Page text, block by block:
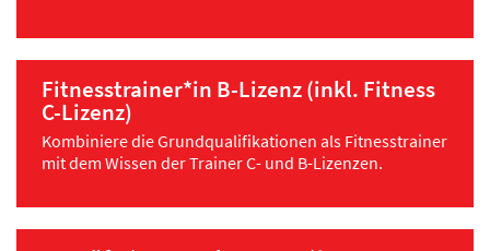
Fitnesstrainer*in B-Lizenz (inkl. Fitness
C-Lizenz)
Kombiniere die Grundqualifikationen als Fitnesstrainer
mit dem Wissen der Trainer C- und B-Lizenzen.